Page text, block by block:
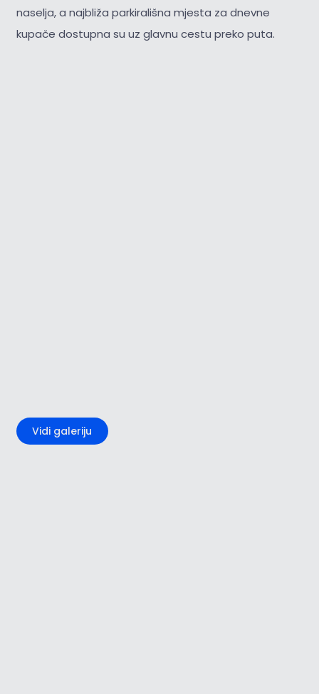
naselja, a najbliža parkirališna mjesta za dnevne
kupače dostupna su uz glavnu cestu preko puta.
Vidi galeriju